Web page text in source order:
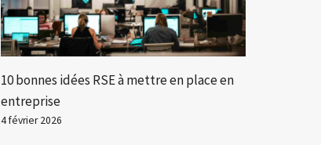
10 bonnes idées RSE à mettre en place en
entreprise
4 février 2026